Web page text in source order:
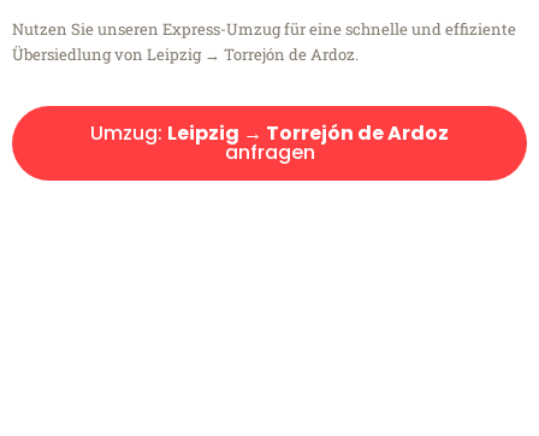
Nutzen Sie unseren Express-Umzug für eine schnelle und effiziente
Übersiedlung von Leipzig → Torrejón de Ardoz.
Umzug: Leipzig → Torrejón de Ardoz
anfragen